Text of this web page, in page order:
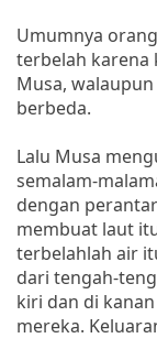
Umumnya
terbelah karena
Musa,
berbeda.
Lalu Musa
semalam-
dengan
membuat laut
terbelahlah air
dari tengah-
kiri dan di
mereka.